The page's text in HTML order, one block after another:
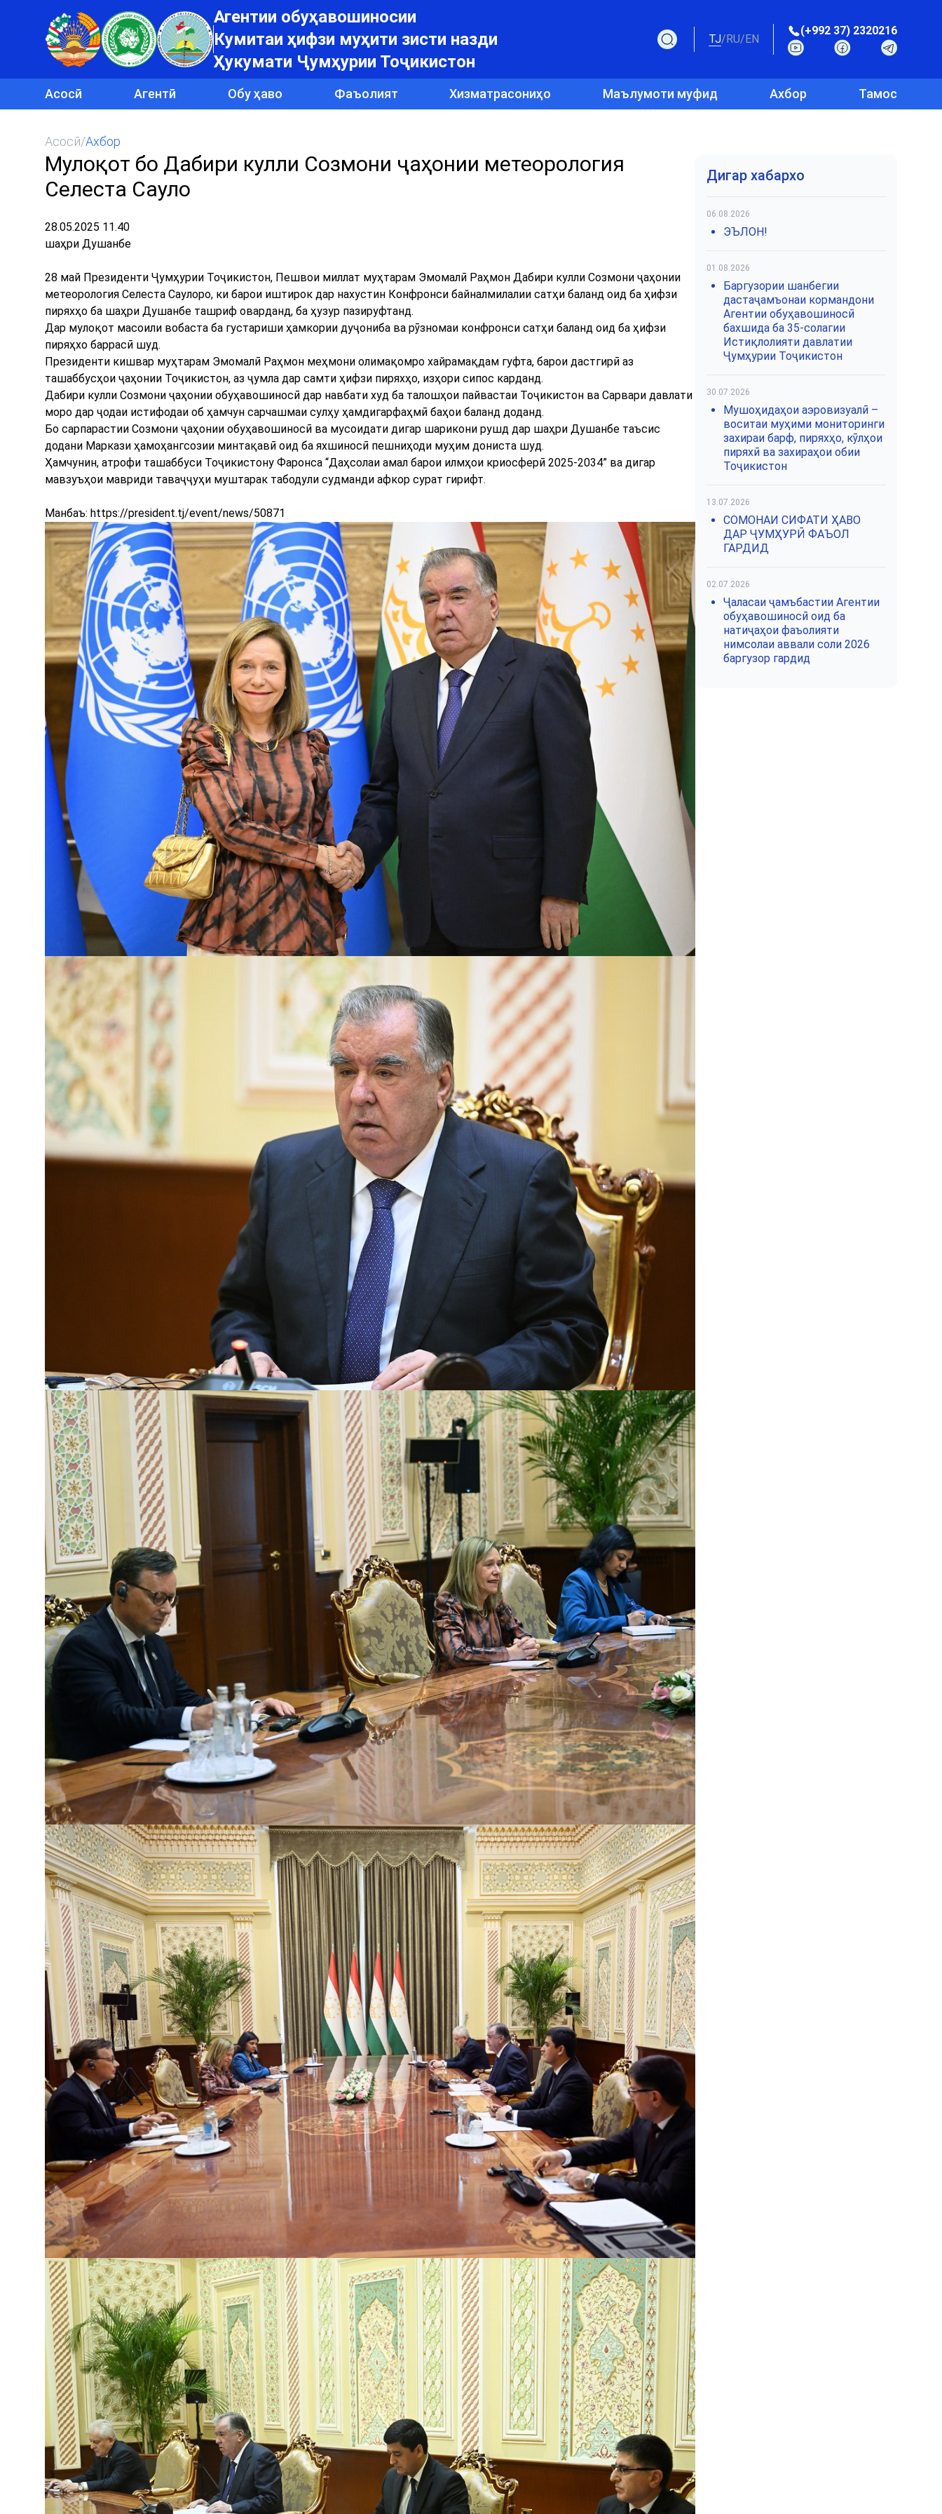
Агентии обуҳавошиносии
Кумитаи ҳифзи муҳити зисти назди
Ҳукумати Ҷумҳурии Тоҷикистон
TJ/RU/EN
(+992 37) 2320216
Асосӣ Агентӣ Обу ҳаво Фаъолият Хизматрасониҳо Маълумоти муфид Ахбор Тамос
Асосӣ/Ахбор
Мулоқот бо Дабири кулли Созмони ҷаҳонии метеорология
Селеста Сауло
28.05.2025 11.40
шаҳри Душанбе
28 май Президенти Ҷумҳурии Тоҷикистон, Пешвои миллат муҳтарам Эмомалӣ Раҳмон Дабири кулли Созмони ҷаҳонии
метеорология Селеста Саулоро, ки барои иштирок дар нахустин Конфронси байналмилалии сатҳи баланд оид ба ҳифзи
пиряхҳо ба шаҳри Душанбе ташриф оварданд, ба ҳузур пазируфтанд.
Дар мулоқот масоили вобаста ба густариши ҳамкории дуҷониба ва рӯзномаи конфронси сатҳи баланд оид ба ҳифзи
пиряҳхо баррасӣ шуд.
Президенти кишвар муҳтарам Эмомалӣ Раҳмон меҳмони олимақомро хайрамақдам гуфта, барои дастгирӣ аз
ташаббусҳои ҷаҳонии Тоҷикистон, аз ҷумла дар самти ҳифзи пиряхҳо, изҳори сипос карданд.
Дабири кулли Созмони ҷаҳонии обуҳавошиносӣ дар навбати худ ба талошҳои пайвастаи Тоҷикистон ва Сарвари давлати
моро дар ҷодаи истифодаи об ҳамчун сарчашмаи сулҳу ҳамдигарфаҳмӣ баҳои баланд доданд.
Бо сарпарастии Созмони ҷаҳонии обуҳавошиносӣ ва мусоидати дигар шарикони рушд дар шаҳри Душанбе таъсис
додани Маркази ҳамоҳангсозии минтақавӣ оид ба яхшиносӣ пешниҳоди муҳим дониста шуд.
Ҳамчунин, атрофи ташаббуси Тоҷикистону Фаронса “Даҳсолаи амал барои илмҳои криосферӣ 2025-2034” ва дигар
мавзуъҳои мавриди таваҷҷуҳи муштарак табодули судманди афкор сурат гирифт.
Манбаъ: https://president.tj/event/news/50871
Дигар хабархо
06.08.2026
ЭЪЛОН!
01.08.2026
Баргузории шанбегии
дастаҷамъонаи кормандони
Агентии обуҳавошиносӣ
бахшида ба 35-солагии
Истиқлолияти давлатии
Ҷумҳурии Тоҷикистон
30.07.2026
Мушоҳидаҳои аэровизуалӣ –
воситаи муҳими мониторинги
захираи барф, пиряхҳо, кӯлҳои
пиряхӣ ва захираҳои обии
Тоҷикистон
13.07.2026
СОМОНАИ СИФАТИ ҲАВО
ДАР ҶУМҲУРӢ ФАЪОЛ
ГАРДИД
02.07.2026
Ҷаласаи ҷамъбастии Агентии
обуҳавошиносӣ оид ба
натиҷаҳои фаъолияти
нимсолаи аввали соли 2026
баргузор гардид